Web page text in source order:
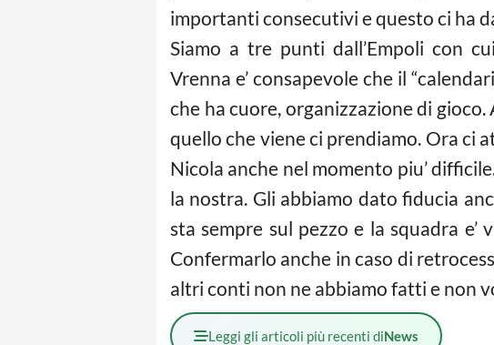
importanti consecutivi e questo ci ha
Siamo a tre punti dall’Empoli con
Vrenna e’ consapevole che il
che ha cuore, organizzazione di
quello che viene ci prendiamo. Ora ci
Nicola anche nel momento piu’
la nostra. Gli abbiamo dato fiducia
sta sempre sul pezzo e la squadra
Confermarlo anche in caso di
altri conti non ne abbiamo fatti e non
Leggi gli articoli più recenti diNews